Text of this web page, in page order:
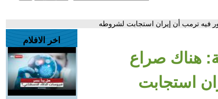
فيه ترمب أن إيران استجابت لشروطه
هناك صراع
استجابت
اخر الافلام